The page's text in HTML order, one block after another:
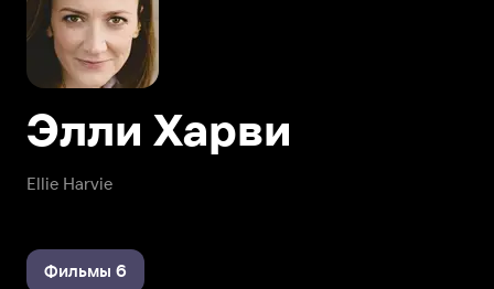
Ellie Harvie
Элли Харви
Фильмы 6